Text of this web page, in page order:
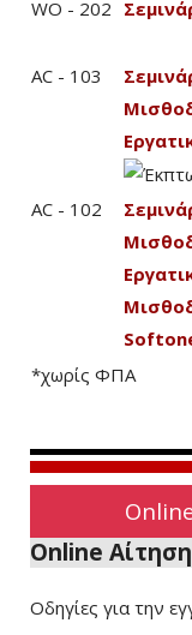
WO - 202
AC - 103
AC - 102
*χωρίς ΦΠΑ
Online
Οδηγίες για την